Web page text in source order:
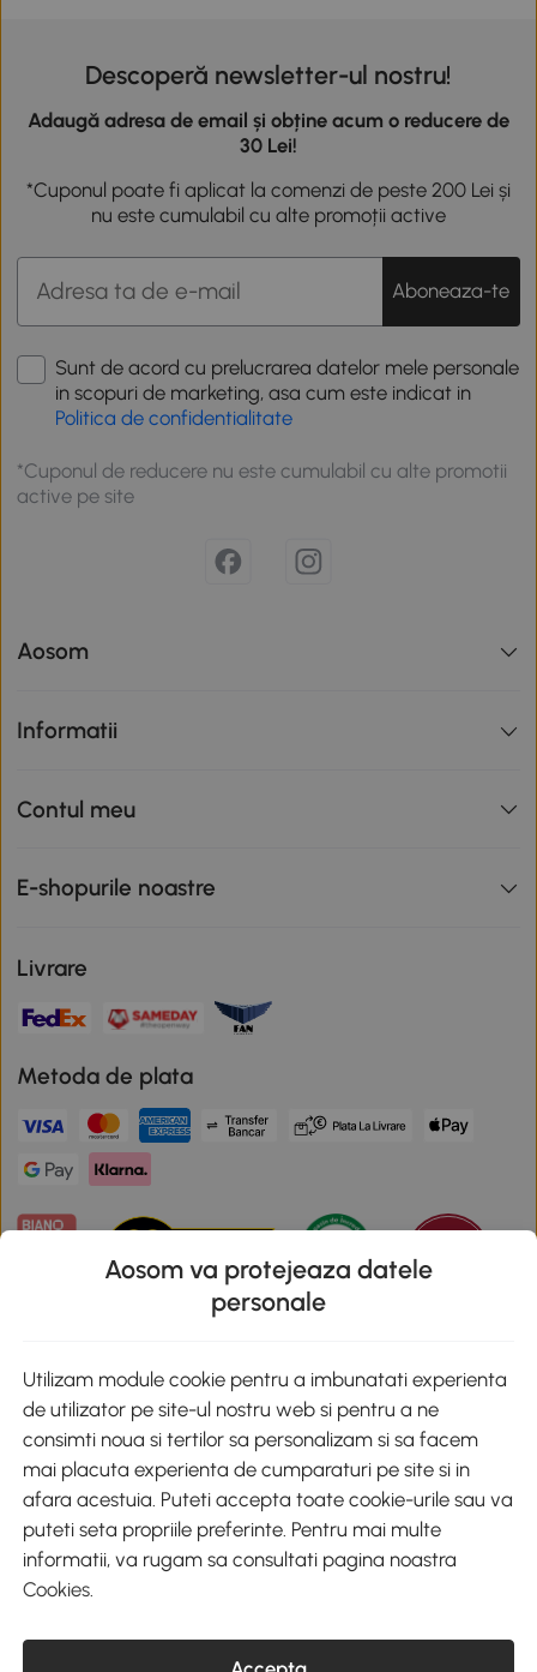
Descoperă newsletter-ul nostru!
Adaugă adresa de email și obține acum o reducere de
30 Lei!
*Cuponul poate fi aplicat la comenzi de peste 200 Lei și
nu este cumulabil cu alte promoții active
Aboneaza-te
Sunt de acord cu prelucrarea datelor mele personale
in scopuri de marketing, asa cum este indicat in
Politica de confidentialitate
*Cuponul de reducere nu este cumulabil cu alte promotii
active pe site
Aosom
Informatii
Contul meu
E-shopurile noastre
Livrare
Metoda de plata
Descarca aplicatia Aosom
Google Play
+40 312294730 clienti@aosom.ro
Romania, Bucureşti Sectorul 2, Str. Barbu Paris Mumuleanu, Nr. 30-
CUI: 49266464
COD CAEN: 4755
Aosom va protejeaza datele
personale
Utilizam module cookie pentru a imbunatati experienta
de utilizator pe site-ul nostru web si pentru a ne
consimti noua si tertilor sa personalizam si sa facem
mai placuta experienta de cumparaturi pe site si in
afara acestuia. Puteti accepta toate cookie-urile sau va
puteti seta propriile preferinte. Pentru mai multe
informatii, va rugam sa consultati pagina noastra
Cookies.